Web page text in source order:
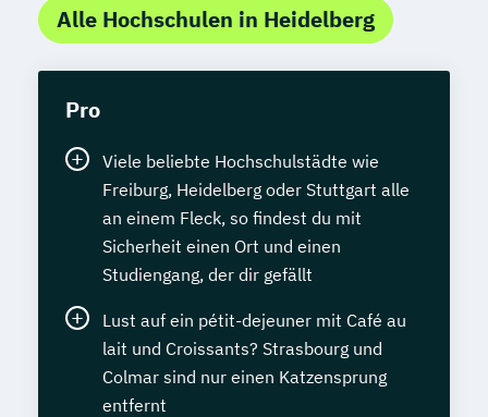
Alle Hochschulen in Heidelberg
Pro
Viele beliebte Hochschulstädte wie
Freiburg, Heidelberg oder Stuttgart alle
an einem Fleck, so findest du mit
Sicherheit einen Ort und einen
Studiengang, der dir gefällt
Lust auf ein pétit-dejeuner mit Café au
lait und Croissants? Strasbourg und
Colmar sind nur einen Katzensprung
entfernt